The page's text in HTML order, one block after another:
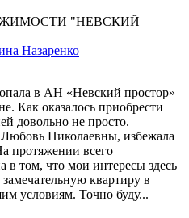
"НЕВСКИЙ
Назаренко
в АН «Невский простор»
Как оказалось приобрести
довольно не просто.
Николаевны, избежала
протяжении всего
в том, что мои интересы здесь
квартиру в
условиям. Точно буду...